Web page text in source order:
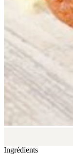
Ingrédients